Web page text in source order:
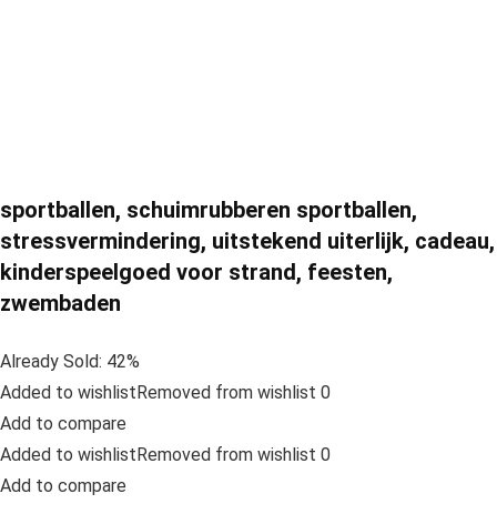
sportballen, schuimrubberen sportballen,
stressvermindering, uitstekend uiterlijk, cadeau,
kinderspeelgoed voor strand, feesten,
zwembaden
Already Sold: 42%
Added to wishlistRemoved from wishlist 0
Add to compare
Added to wishlistRemoved from wishlist 0
Add to compare